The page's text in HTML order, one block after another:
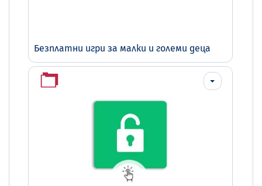
Безплатни игри за малки и големи деца